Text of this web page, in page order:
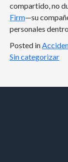
compartido, no
Firm—su
personales
Posted in
Sin categorizar